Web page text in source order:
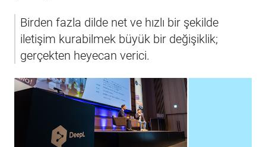
Birden fazla dilde net ve hızlı bir şekilde
iletişim kurabilmek büyük bir değişiklik;
gerçekten heyecan verici.